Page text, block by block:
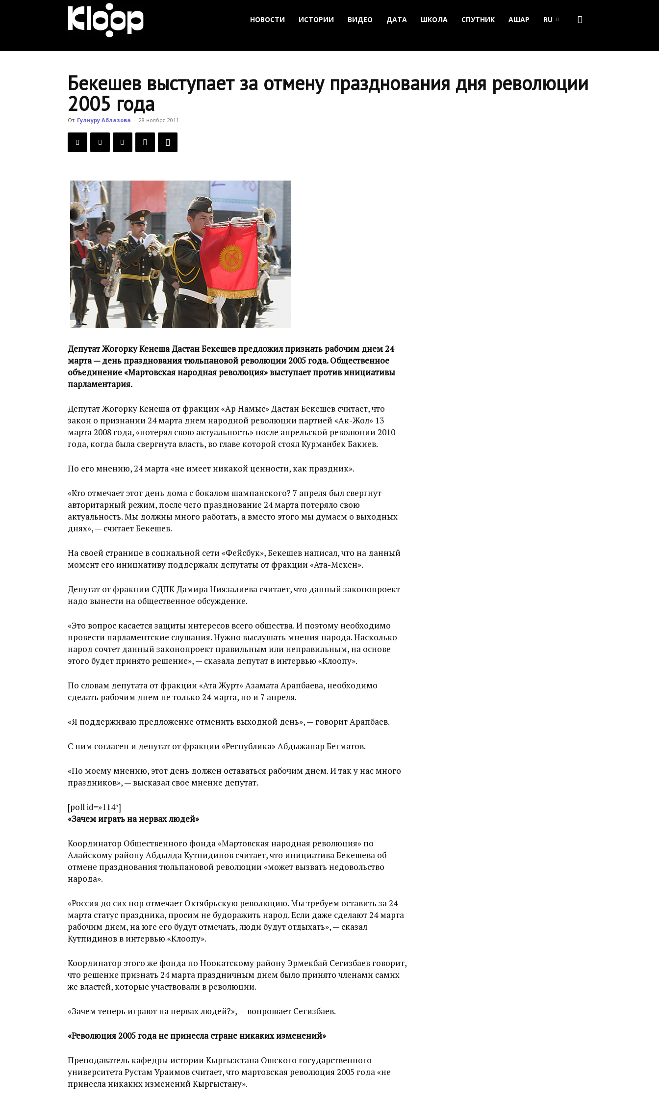
Новости
Кыргызстана
НОВОСТИ ИСТОРИИ ВИДЕО ДАТА ШКОЛА СПУТНИК АШАР RU
Бекешев выступает за отмену празднования дня революции
2005 года
От Гулнуру Аблазова - 28 ноября 2011
Депутат Жогорку Кенеша Дастан Бекешев предложил признать рабочим днем 24
марта — день празднования тюльпановой революции 2005 года. Общественное
объединение «Мартовская народная революция» выступает против инициативы
парламентария.
Депутат Жогорку Кенеша от фракции «Ар Намыс» Дастан Бекешев считает, что
закон о признании 24 марта днем народной революции партией «Ак-Жол» 13
марта 2008 года, «потерял свою актуальность» после апрельской революции 2010
года, когда была свергнута власть, во главе которой стоял Курманбек Бакиев.
По его мнению, 24 марта «не имеет никакой ценности, как праздник».
«Кто отмечает этот день дома с бокалом шампанского? 7 апреля был свергнут
авторитарный режим, после чего празднование 24 марта потеряло свою
актуальность. Мы должны много работать, а вместо этого мы думаем о выходных
днях», — считает Бекешев.
На своей странице в социальной сети «Фейсбук», Бекешев написал, что на данный
момент его инициативу поддержали депутаты от фракции «Ата-Мекен».
Депутат от фракции СДПК Дамира Ниязалиева считает, что данный законопроект
надо вынести на общественное обсуждение.
«Это вопрос касается защиты интересов всего общества. И поэтому необходимо
провести парламентские слушания. Нужно выслушать мнения народа. Насколько
народ сочтет данный законопроект правильным или неправильным, на основе
этого будет принято решение», — сказала депутат в интервью «Клоопу».
По словам депутата от фракции «Ата Журт» Азамата Арапбаева, необходимо
сделать рабочим днем не только 24 марта, но и 7 апреля.
«Я поддерживаю предложение отменить выходной день», — говорит Арапбаев.
С ним согласен и депутат от фракции «Республика» Абдыжапар Бегматов.
«По моему мнению, этот день должен оставаться рабочим днем. И так у нас много
праздников», — высказал свое мнение депутат.
[poll id=»114″]
«Зачем играть на нервах людей»
Координатор Общественного фонда «Мартовская народная революция» по
Алайскому району Абдылда Кутпидинов считает, что инициатива Бекешева об
отмене празднования тюльпановой революции «может вызвать недовольство
народа».
«Россия до сих пор отмечает Октябрьскую революцию. Мы требуем оставить за 24
марта статус праздника, просим не будоражить народ. Если даже сделают 24 марта
рабочим днем, на юге его будут отмечать, люди будут отдыхать», — сказал
Кутпидинов в интервью «Клоопу».
Координатор этого же фонда по Ноокатскому району Эрмекбай Сегизбаев говорит,
что решение признать 24 марта праздничным днем было принято членами самих
же властей, которые участвовали в революции.
«Зачем теперь играют на нервах людей?», — вопрошает Сегизбаев.
«Революция 2005 года не принесла стране никаких изменений»
Преподаватель кафедры истории Кыргызстана Ошского государственного
университета Рустам Ураимов считает, что мартовская революция 2005 года «не
принесла никаких изменений Кыргыстану».